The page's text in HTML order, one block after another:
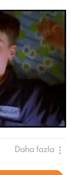
Daha fazla